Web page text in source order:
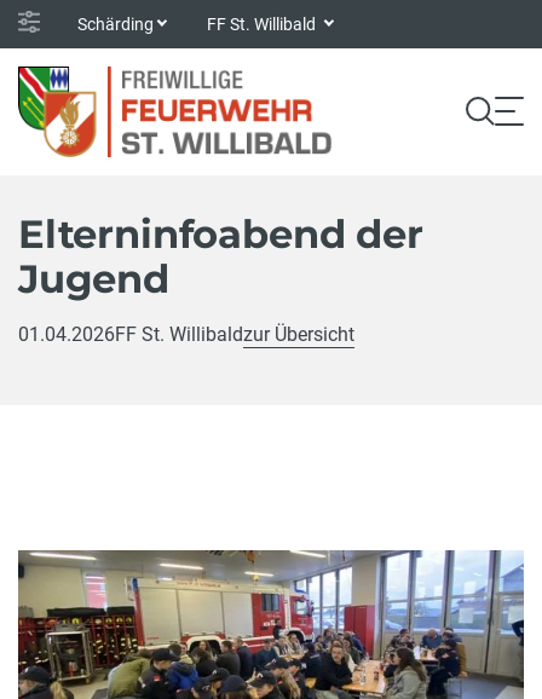
Schärding FF St. Willibald
Elterninfoabend der
Jugend
01.04.2026FF St. Willibaldzur Übersicht